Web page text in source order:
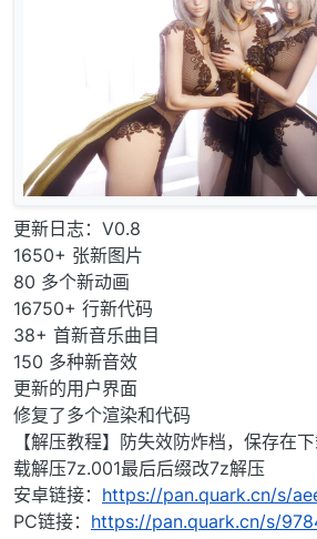
更新日志：V0.8
1650+ 张新图片
80 多个新动画
16750+ 行新代码
38+ 首新音乐曲目
150 多种新音效
更新的用户界面
修复了多个渲染和代码
【解压教程】防失效防炸档，保存在
载解压7z.001最后后缀改7z解压
安卓链接： https://pan.quark.cn/s/
PC链接： https://pan.quark.cn/s/